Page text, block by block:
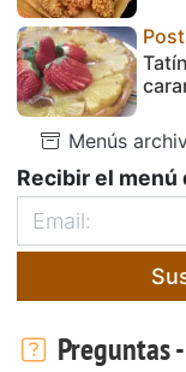
Menús
Recibir el menú
Preguntas